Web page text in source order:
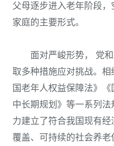
父母逐步进入老年阶段
家庭的主要形式。
面对严峻形势， 党
取多种措施应对挑战。
国老年人权益保障法》
中长期规划》等一系列
力建立了符合我国现有
覆盖、可持续的社会养